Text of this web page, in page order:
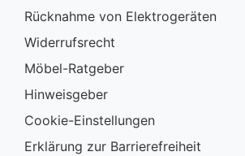
Rücknahme von Elektrogeräten
Widerrufsrecht
Möbel-Ratgeber
Hinweisgeber
Cookie-Einstellungen
Erklärung zur Barrierefreiheit